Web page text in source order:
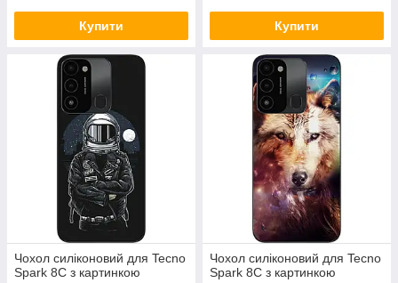
Купити Купити
Чохол силіконовий для Tecno
Spark 8C з картинкою
Чохол силіконовий для Tecno
Spark 8C з картинкою